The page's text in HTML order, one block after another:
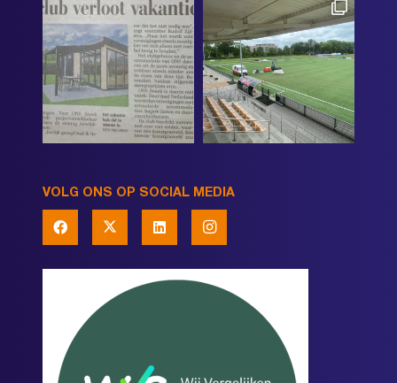
VOLG ONS OP SOCIAL MEDIA